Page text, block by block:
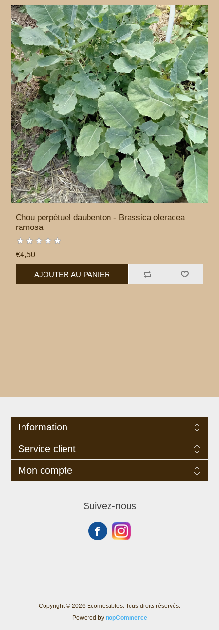
Chou perpétuel daubenton - Brassica oleracea
ramosa
€4,50
Information
Service client
Mon compte
Suivez-nous
Copyright © 2026 Ecomestibles. Tous droits réservés.
Powered by nopCommerce